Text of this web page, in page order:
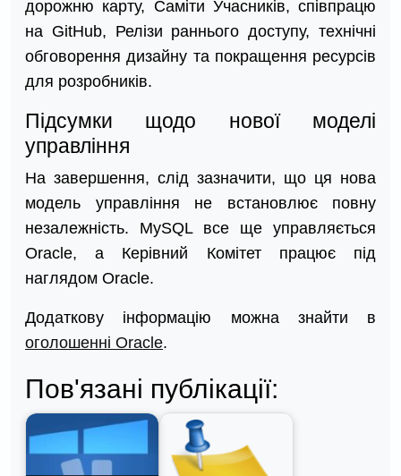
дорожню карту, Саміти Учасників, співпрацю
на GitHub, Релізи раннього доступу, технічні
обговорення дизайну та покращення ресурсів
для розробників.
Підсумки щодо нової моделі
управління
На завершення, слід зазначити, що ця нова
модель управління не встановлює повну
незалежність. MySQL все ще управляється
Oracle, а Керівний Комітет працює під
наглядом Oracle.
Додаткову інформацію можна знайти в
оголошенні Oracle.
Пов'язані публікації: